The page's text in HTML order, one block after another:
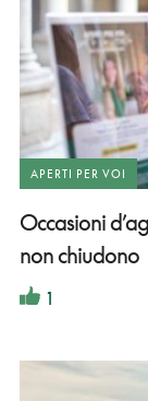
APERTI PER VOI
Occasioni
non chiudono
1